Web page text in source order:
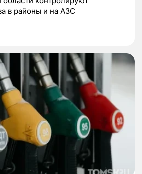
в районы и на АЗС